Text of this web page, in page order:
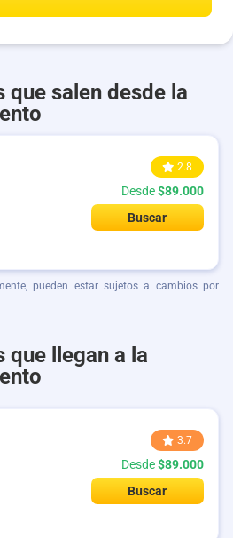
que salen desde la
2.8
Desde$89.000
Buscar
pueden estar sujetos a cambios por
que llegan a la
3.7
Desde$89.000
Buscar